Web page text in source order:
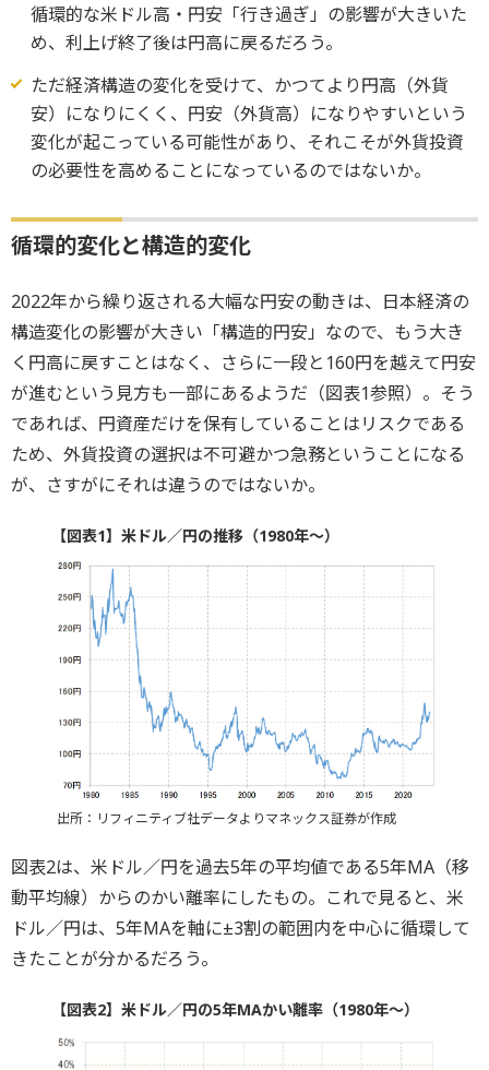
循環的な米ドル高・円安「行き過ぎ」の影響が大きいた
め、利上げ終了後は円高に戻るだろう。
ただ経済構造の変化を受けて、かつてより円高（外貨
安）になりにくく、円安（外貨高）になりやすいという
変化が起こっている可能性があり、それこそが外貨投資
の必要性を高めることになっているのではないか。
循環的変化と構造的変化
2022年から繰り返される大幅な円安の動きは、日本経済の
構造変化の影響が大きい「構造的円安」なので、もう大き
く円高に戻すことはなく、さらに一段と160円を越えて円安
が進むという見方も一部にあるようだ（図表1参照）。そう
であれば、円資産だけを保有していることはリスクである
ため、外貨投資の選択は不可避かつ急務ということになる
が、さすがにそれは違うのではないか。
【図表1】米ドル／円の推移（1980年～）
出所：リフィニティブ社データよりマネックス証券が作成
図表2は、米ドル／円を過去5年の平均値である5年MA（移
動平均線）からのかい離率にしたもの。これで見ると、米
ドル／円は、5年MAを軸に±3割の範囲内を中心に循環して
きたことが分かるだろう。
【図表2】米ドル／円の5年MAかい離率（1980年～）